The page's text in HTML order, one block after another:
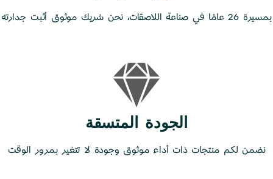
⁦بمسيرة 26 عامًا في صناعة اللاصقات، نحن شريك موثوق أثبت جدارته
الجودة المتسقة
نضمن لكم منتجات ذات أداء موثوق وجودة لا تتغير بمرور الوقت